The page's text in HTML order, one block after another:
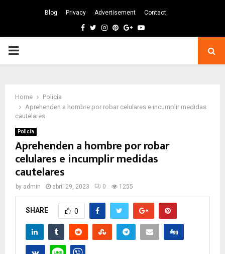
Blog Privacy Advertisement Contact
Facebook
TwitterInstagram
Pinterest
GoogleYoutube
PRIMARY
Home
Policía
Aprehenden a hombre por robar celulares e incumplir medidas
cautelares
Policía
Aprehenden a hombre por robar
celulares e incumplir medidas
cautelares
by admin abril 29, 2023 0 1255
SHARE 0